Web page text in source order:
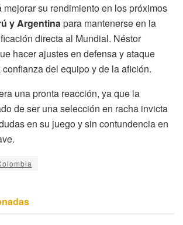
su rendimiento en los próximos
y Argentina para mantenerse en la
directa al Mundial. Néstor
hacer ajustes en defensa y ataque
del equipo y de la afición.
una pronta reacción, ya que la
de ser una selección en racha invicta
en su juego y sin contundencia en